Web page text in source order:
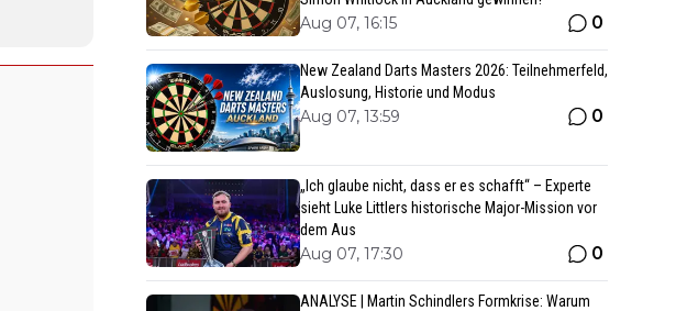
Aug 07, 16:15 0
New Zealand Darts Masters 2026: Teilnehmerfeld,
Auslosung, Historie und Modus
Aug 07, 13:59 0
„Ich glaube nicht, dass er es schafft“ – Experte
sieht Luke Littlers historische Major-Mission vor
dem Aus
Aug 07, 17:30 0
ANALYSE | Martin Schindlers Formkrise: Warum